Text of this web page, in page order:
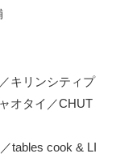
キリンシティプ
オタイ／CHUT
tables cook & LI